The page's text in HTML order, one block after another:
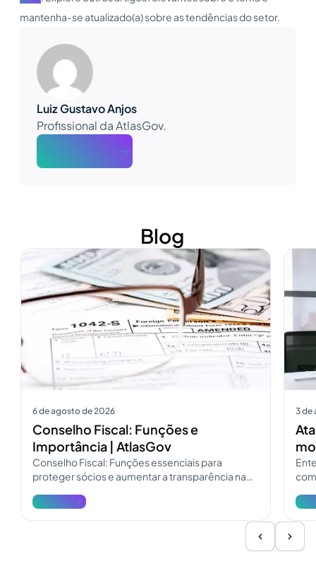
mantenha-se atualizado(a) sobre as tendências do setor.
Luiz Gustavo Anjos
Profissional da AtlasGov.
Blog
6 de agosto de 2026
Conselho Fiscal: Funções e
Importância | AtlasGov
Conselho Fiscal: Funções essenciais para
proteger sócios e aumentar a transparência na
e atualize a fiscalização.
Ver mais
3 de
Ver